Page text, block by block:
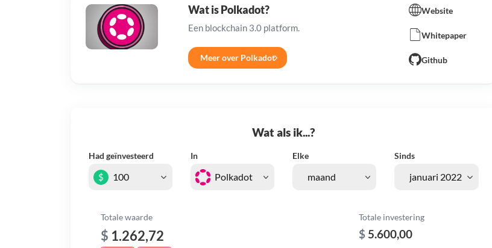
Wat is Polkadot?
Een blockchain 3.0 platform.
Meer over Polkadot
Website
Whitepaper
Github
Wat als ik...?
Had geïnvesteerd In Elke Sinds
$
Totale waarde
$ 1.262,72
Totale investering
$ 5.600,00